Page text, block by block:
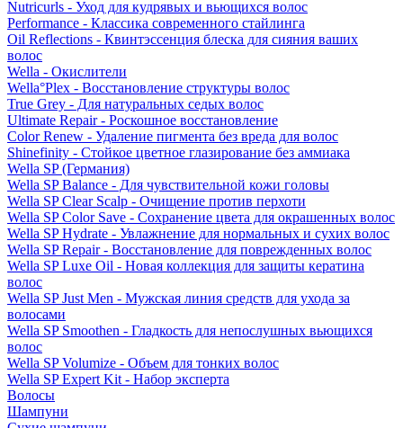
Nutricurls - Уход для кудрявых и вьющихся волос
Performance - Классика современного стайлинга
Oil Reflections - Квинтэссенция блеска для сияния ваших
волос
Wella - Окислители
Wella°Plex - Восстановление структуры волос
True Grey - Для натуральных седых волос
Ultimate Repair - Роскошное восстановление
Color Renew - Удаление пигмента без вреда для волос
Shinefinity - Стойкое цветное глазирование без аммиака
Wella SP (Германия)
Wella SP Balance - Для чувствительной кожи головы
Wella SP Clear Scalp - Очищение против перхоти
Wella SP Color Save - Сохранение цвета для окрашенных волос
Wella SP Hydrate - Увлажнение для нормальных и сухих волос
Wella SP Repair - Восстановление для поврежденных волос
Wella SP Luxe Oil - Новая коллекция для защиты кератина
волос
Wella SP Just Men - Мужская линия средств для ухода за
волосами
Wella SP Smoothen - Гладкость для непослушных вьющихся
волос
Wella SP Volumize - Объем для тонких волос
Wella SP Expert Kit - Набор эксперта
Волосы
Шампуни